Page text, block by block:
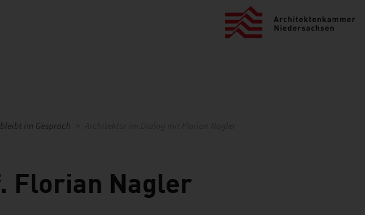
im Gespräch
Florian Nagler